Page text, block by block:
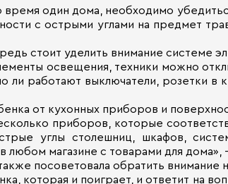
один дома, необходимо
с острыми углами на предмет
стоит уделить внимание системе
освещения, техники можно
ли работают выключатели, розетки
от кухонных приборов и
приборов, которые
углы столешниц, шкафов,
любом магазине с товарами для
посоветовала обратить
которая и поиграет, и ответит на